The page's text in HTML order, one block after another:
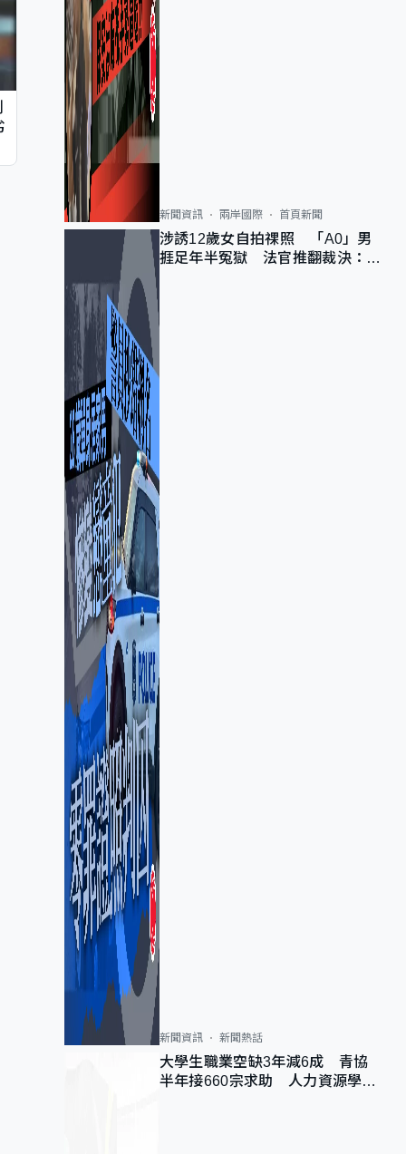
新聞資訊 兩岸國際 首頁新聞
涉誘12歲女自拍祼照 「A0」男
捱足年半冤獄 法官推翻裁決：抄
新聞資訊 新聞熱話
大學生職業空缺3年減6成 青協
半年接660宗求助 人力資源學